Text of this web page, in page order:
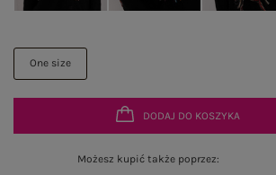
One size
DODAJ DO KOSZYKA
Możesz kupić także poprzez: